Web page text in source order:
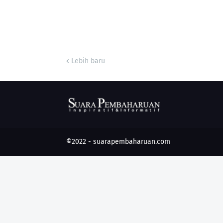
Lebih baru
©2022 - suarapembaharuan.com